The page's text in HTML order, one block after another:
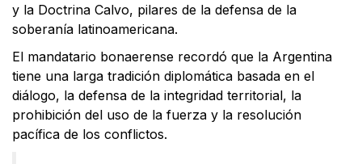
y la Doctrina Calvo, pilares de la defensa de la
soberanía latinoamericana.
El mandatario bonaerense recordó que la Argentina
tiene una larga tradición diplomática basada en el
diálogo, la defensa de la integridad territorial, la
prohibición del uso de la fuerza y la resolución
pacífica de los conflictos.